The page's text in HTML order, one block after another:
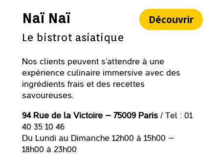
Naï Naï
Le bistrot asiatique
Nos clients peuvent s’attendre à une
expérience culinaire immersive avec des
ingrédients frais et des recettes
savoureuses.
94 Rue de la Victoire – 75009 Paris/ Tel : 01
40 35 10 46
Du Lundi au Dimanche 12h00 à 15h00 –
18h00 à 23h00
Découvrir